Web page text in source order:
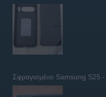
Σφραγισμένο Samsung S25